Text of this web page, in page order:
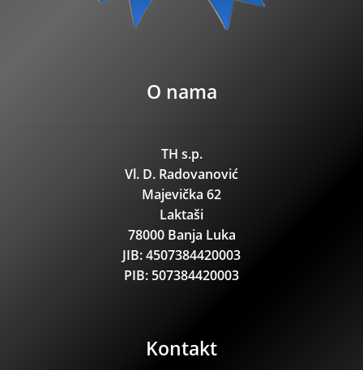
O nama
TH s.p.
Vl. D. Radovanović
Majevička 62
Laktaši
78000 Banja Luka
JIB: 4507384420003
PIB: 507384420003
Kontakt